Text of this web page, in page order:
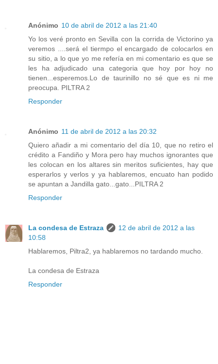
Anónimo 10 de abril de 2012 a las 21:40
Yo los veré pronto en Sevilla con la corrida de Victorino ya
veremos ....será el tiermpo el encargado de colocarlos en
su sitio, a lo que yo me refería en mi comentario es que se
les ha adjudicado una categoria que hoy por hoy no
tienen...esperemos.Lo de taurinillo no sé que es ni me
preocupa. PILTRA 2
Responder
Anónimo 11 de abril de 2012 a las 20:32
Quiero añadir a mi comentario del día 10, que no retiro el
crédito a Fandiño y Mora pero hay muchos ignorantes que
les colocan en los altares sin meritos suficientes, hay que
esperarlos y verlos y ya hablaremos, encuato han podido
se apuntan a Jandilla gato...gato...PILTRA 2
Responder
La condesa de Estraza
12 de abril de 2012 a las
10:58
Hablaremos, Piltra2, ya hablaremos no tardando mucho.
La condesa de Estraza
Responder